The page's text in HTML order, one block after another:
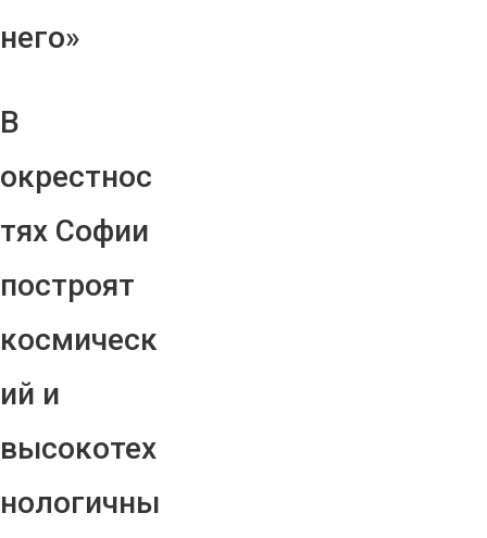
него»
В
окрестнос
тях Софии
построят
космическ
ий и
высокотех
нологичны